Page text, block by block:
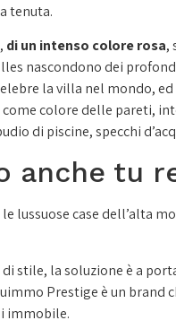
tenuta.
di un intenso colore rosa,
nascondono dei
la villa nel mondo,
colore delle pareti,
di piscine, specchi
anche tu
lussuose case dell’alta
stile, la soluzione è a
Prestige è un
immobile.